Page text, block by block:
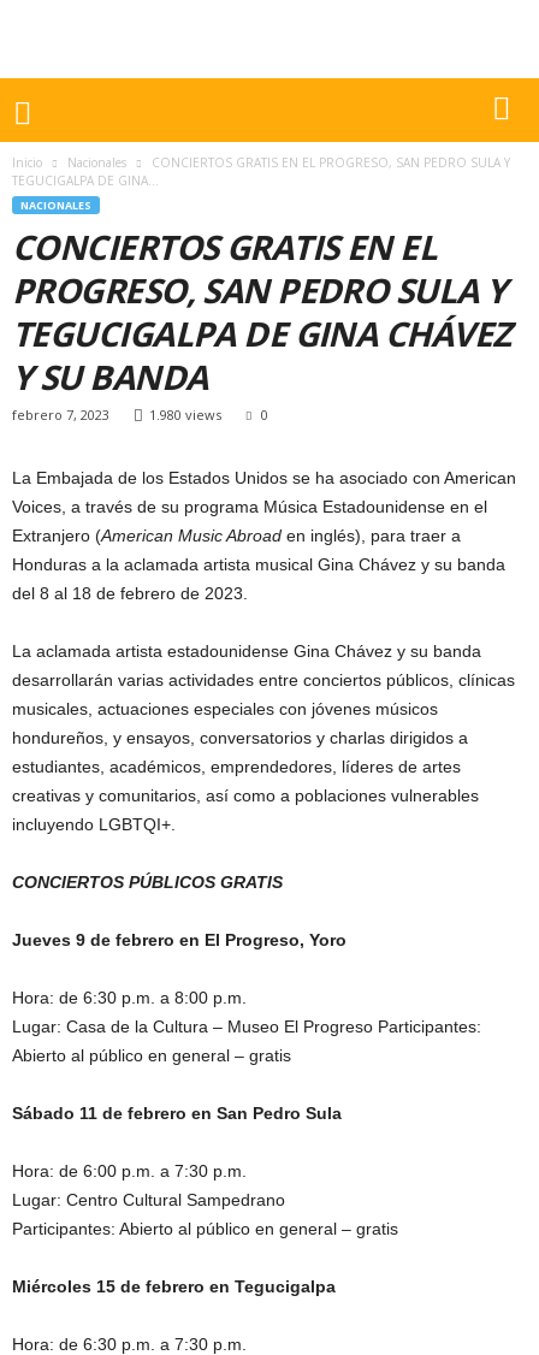
Inicio Nacionales
CONCIERTOS GRATIS EN EL PROGRESO, SAN PEDRO SULA Y
TEGUCIGALPA DE GINA...
NACIONALES
CONCIERTOS GRATIS EN EL
PROGRESO, SAN PEDRO SULA Y
TEGUCIGALPA DE GINA CHÁVEZ
Y SU BANDA
febrero 7, 2023 1.980 views 0
La Embajada de los Estados Unidos se ha asociado con American
Voices, a través de su programa Música Estadounidense en el
Extranjero (American Music Abroad en inglés), para traer a
Honduras a la aclamada artista musical Gina Chávez y su banda
del 8 al 18 de febrero de 2023.
La aclamada artista estadounidense Gina Chávez y su banda
desarrollarán varias actividades entre conciertos públicos, clínicas
musicales, actuaciones especiales con jóvenes músicos
hondureños, y ensayos, conversatorios y charlas dirigidos a
estudiantes, académicos, emprendedores, líderes de artes
creativas y comunitarios, así como a poblaciones vulnerables
incluyendo LGBTQI+.
CONCIERTOS PÚBLICOS GRATIS
Jueves 9 de febrero en El Progreso, Yoro
Hora: de 6:30 p.m. a 8:00 p.m.
Lugar: Casa de la Cultura – Museo El Progreso Participantes:
Abierto al público en general – gratis
Sábado 11 de febrero en San Pedro Sula
Hora: de 6:00 p.m. a 7:30 p.m.
Lugar: Centro Cultural Sampedrano
Participantes: Abierto al público en general – gratis
Miércoles 15 de febrero en Tegucigalpa
Hora: de 6:30 p.m. a 7:30 p.m.